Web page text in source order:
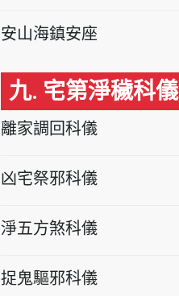
安山海鎮安座
九. 宅第淨穢科儀
離家調回科儀
凶宅祭邪科儀
淨五方煞科儀
捉鬼驅邪科儀